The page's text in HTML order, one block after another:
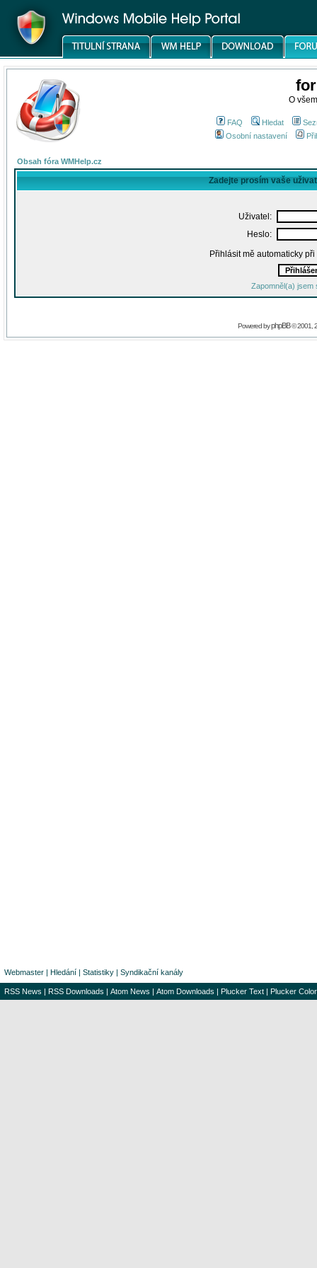
O
FAQ Hledat
Osobní nastavení
Obsah fóra WMHelp.cz
Zadejte prosím vaše
Uživatel:
Heslo:
Přihlásit mě automaticky
Zapomněl(a) jsem
Powered byphpBB© 2001,
Webmaster | Hledání | Statistiky | Syndikační kanály
RSS News | RSS Downloads | Atom News | Atom Downloads | Plucker Text | Plucker Color